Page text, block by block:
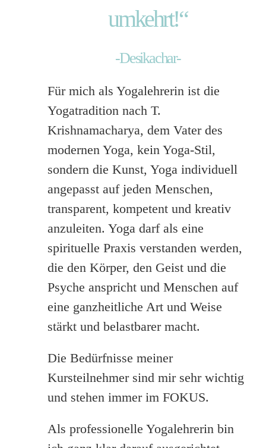
umkehrt!“
-Desikachar-
Für mich als Yogalehrerin ist die
Yogatradition nach T.
Krishnamacharya, dem Vater des
modernen Yoga, kein Yoga-Stil,
sondern die Kunst, Yoga individuell
angepasst auf jeden Menschen,
transparent, kompetent und kreativ
anzuleiten. Yoga darf als eine
spirituelle Praxis verstanden werden,
die den Körper, den Geist und die
Psyche anspricht und Menschen auf
eine ganzheitliche Art und Weise
stärkt und belastbarer macht.
Die Bedürfnisse meiner
Kursteilnehmer sind mir sehr wichtig
und stehen immer im FOKUS.
Als professionelle Yogalehrerin bin